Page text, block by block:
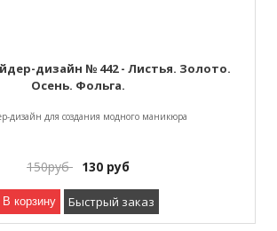
дизайн № 442 - Листья. Золото.
Осень. Фольга.
дизайн для создания модного маникюра
150руб 130 руб
В корзину Быстрый заказ